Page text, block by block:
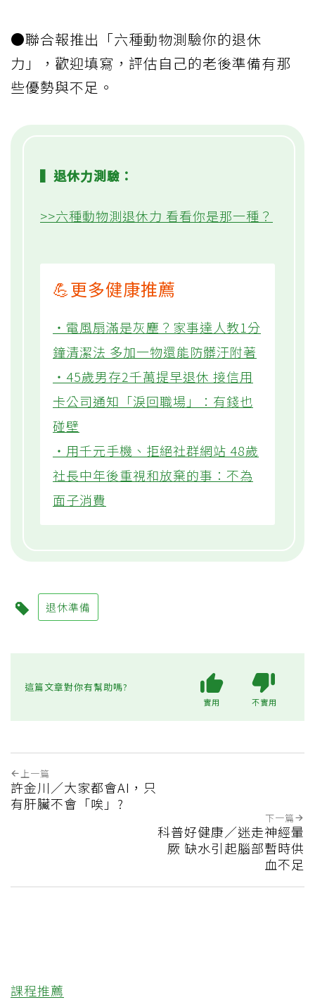
●聯合報推出「六種動物測驗你的退休
力」，歡迎填寫，評估自己的老後準備有那
些優勢與不足。
▍退休力測驗：
>>六種動物測退休力 看看你是那一種？
💪更多健康推薦
‧電風扇滿是灰塵？家事達人教1分
鐘清潔法 多加一物還能防髒汙附著
‧45歲男存2千萬提早退休 接信用
卡公司通知「淚回職場」：有錢也
碰壁
‧用千元手機、拒絕社群網站 48歲
社長中年後重視和放棄的事：不為
面子消費
退休準備
這篇文章對你有幫助嗎?
實用 不實用
上一篇
許金川／大家都會AI，只
有肝臟不會「唉」?
下一篇
科普好健康／迷走神經暈
厥 缺水引起腦部暫時供
血不足
課程推薦